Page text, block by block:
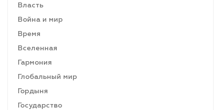
Власть
Война и мир
Время
Вселенная
Гармония
Глобальный мир
Гордыня
Государство